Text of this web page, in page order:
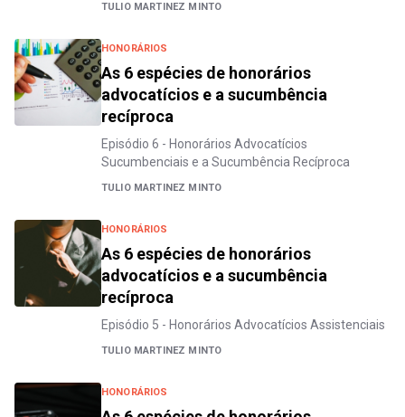
TULIO MARTINEZ MINTO
HONORÁRIOS
As 6 espécies de honorários
advocatícios e a sucumbência
recíproca
Episódio 6 - Honorários Advocatícios
Sucumbenciais e a Sucumbência Recíproca
TULIO MARTINEZ MINTO
HONORÁRIOS
As 6 espécies de honorários
advocatícios e a sucumbência
recíproca
Episódio 5 - Honorários Advocatícios Assistenciais
TULIO MARTINEZ MINTO
HONORÁRIOS